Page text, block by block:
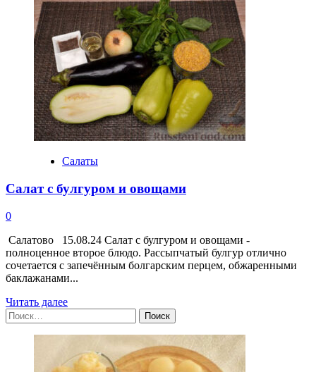
о
Варенье
из
черноплодной
рябины
Салаты
Салат с булгуром и овощами
0
Салатово 15.08.24 Салат с булгуром и овощами -
полноценное второе блюдо. Рассыпчатый булгур отлично
сочетается с запечённым болгарским перцем, обжаренными
баклажанами...
Читать далееПрочитать
о
булгуром
Найти: